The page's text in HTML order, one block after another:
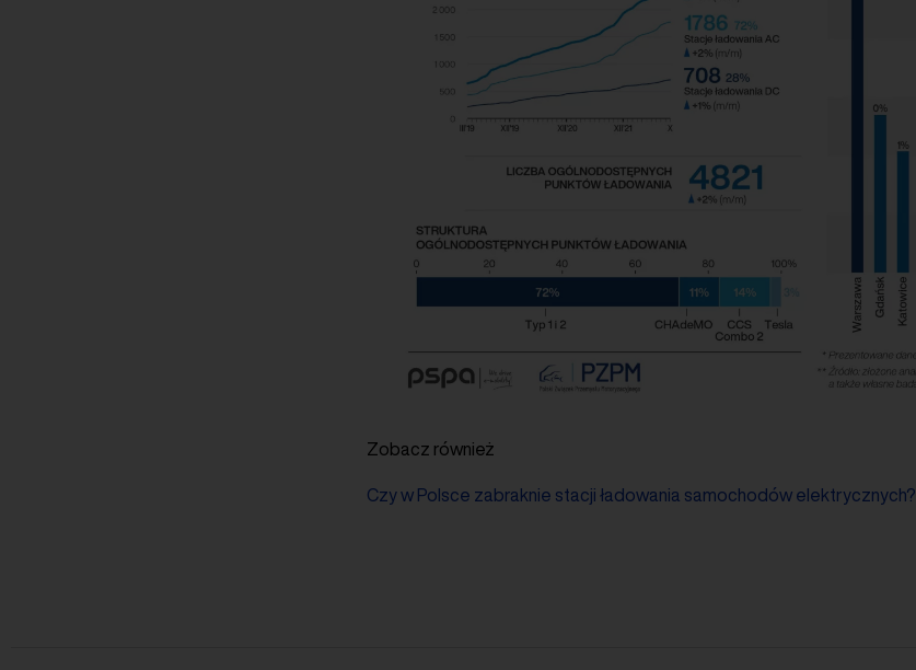
Zobacz również
Czy w Polsce zabraknie stacji ładowania samochodów elektrycznych?